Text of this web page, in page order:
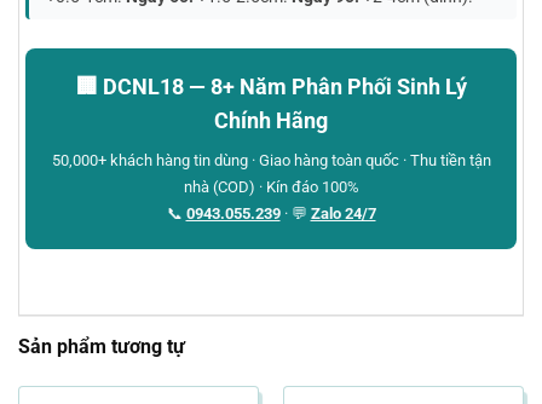
🏢 DCNL18 — 8+ Năm Phân Phối Sinh Lý
Chính Hãng
50,000+ khách hàng tin dùng · Giao hàng toàn quốc · Thu tiền tận
nhà (COD) · Kín đáo 100%
📞 0943.055.239· 💬 Zalo 24/7
Sản phẩm tương tự